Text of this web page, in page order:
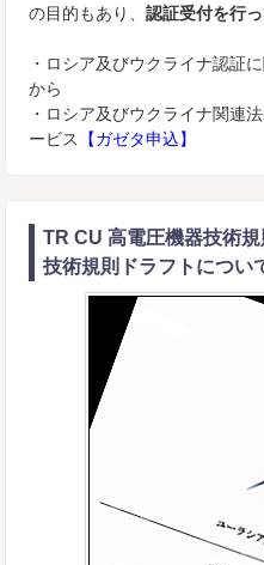
の目的もあり、認証受付を行っ
・ロシア及びウクライナ認証
から
・ロシア及びウクライナ関連
ービス
【ガゼタ申込】
TR CU 高電圧機器技術
技術規則ドラフトについ